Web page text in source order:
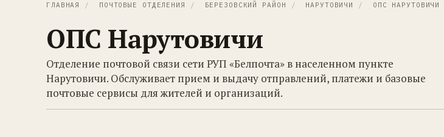
ГЛАВНАЯ / ПОЧТОВЫЕ ОТДЕЛЕНИЯ / БЕРЕЗОВСКИЙ РАЙОН / НАРУТОВИЧИ / ОПС НАРУТОВИЧИ
ОПС Нарутовичи
Отделение почтовой связи сети РУП «Белпочта» в населенном пункте
Нарутовичи. Обслуживает прием и выдачу отправлений, платежи и базовые
почтовые сервисы для жителей и организаций.